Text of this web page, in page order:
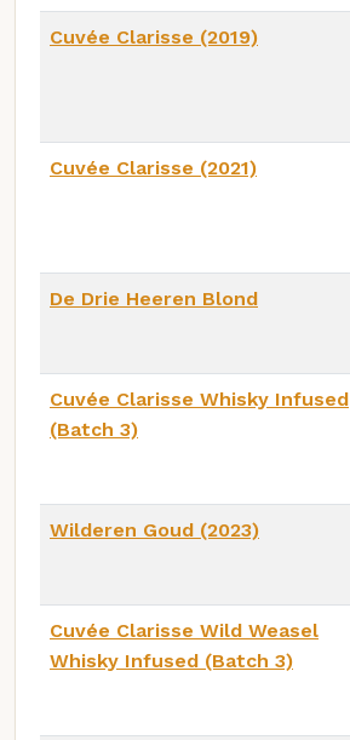
Cuvée Clarisse (2019)
Cuvée Clarisse (2021)
De Drie Heeren Blond
Cuvée Clarisse Whisky Infused
(Batch 3)
Wilderen Goud (2023)
Cuvée Clarisse Wild Weasel
Whisky Infused (Batch 3)